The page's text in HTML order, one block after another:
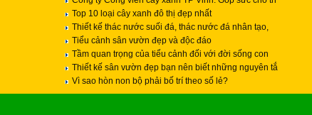
Top 10 loại cây xanh đô thị đẹp nhất
Thiết kế thác nước suối đá, thác nước đá nhân tạo,
Tiểu cảnh sân vườn đẹp và độc đáo
Tầm quan trọng của tiểu cảnh đối với đời sống con
Thiết kế sân vườn đẹp bạn nên biết những nguyên tắ
Vì sao hòn non bộ phải bố trí theo số lẻ?